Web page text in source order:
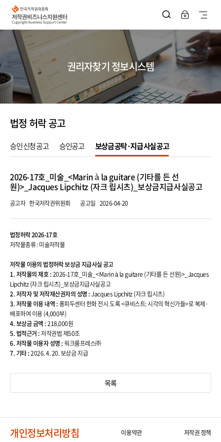
한
국
저
작
권
위
회
권
비
즈
니
스
원
센
사
이
트
지
도
열
권리자찾기 정보시스템
법정 허락 공고
승인 신청 공고 승인공고 보상금 공탁·지급 사실 공고
승
인
신
공
목
상
세
보
의
제
목
,
공
고
자
,
공
고
일
,
내
보
제
다
2026-17호_미술_<Marin à la guitare (기타를 든 선
원)>_Jacques Lipchitz (자크 립시츠)_보상금지급사실공고
공고자 한국저작권위원회 공고일 2026-04-20
법정허락 2026-17호
저작물종류 : 미술저작물
저작물 이용의 법정허락 보상금 지급사실 공고
1. 저작물의 제호 :2026-17호_미술_<Marin à la guitare (기타를 든 선원)>_Jacques
Lipchitz (자크 립시츠)_보상금지급사실공고
2. 저작자 및 저작재산권자의 성명 :Jacques Lipchitz (자크 립시츠)
3. 저작물 이용 내역 :퐁피두센터 한화 전시 도록 <큐비스트: 시각의 혁신가들>로 복제·
배포하여 이용 (4,000부)
4. 보상금 금액 :218,000원
5. 법적근거 :저작권법 제50조
6. 저작물 이용자 성명 :워크룸프레스㈜
7. 기타 :2026. 4. 20. 보상금 지급
목록
개인정보처리방침 이용약관 저작권 정책